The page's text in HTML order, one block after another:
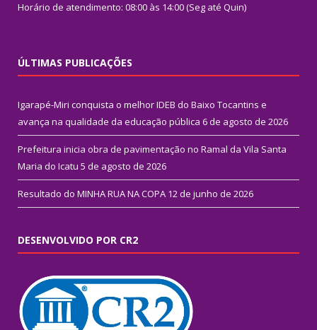
Horário de atendimento: 08:00 às 14:00 (Seg até Quin)
ÚLTIMAS PUBLICAÇÕES
Igarapé-Miri conquista o melhor IDEB do Baixo Tocantins e
avança na qualidade da educação pública 6 de agosto de 2026
Prefeitura inicia obra de pavimentação no Ramal da Vila Santa
Maria do Icatu 5 de agosto de 2026
Resultado do MINHA RUA NA COPA 12 de junho de 2026
DESENVOLVIDO POR CR2